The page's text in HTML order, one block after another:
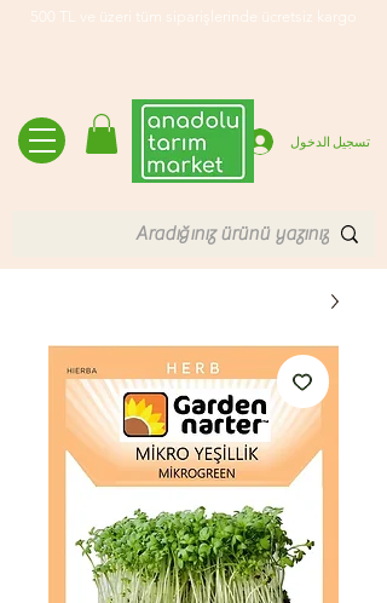
500 TL ve üzeri tüm siparişlerinde ücretsiz kargo
تسجيل الدخول